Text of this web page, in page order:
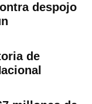
despojo
de